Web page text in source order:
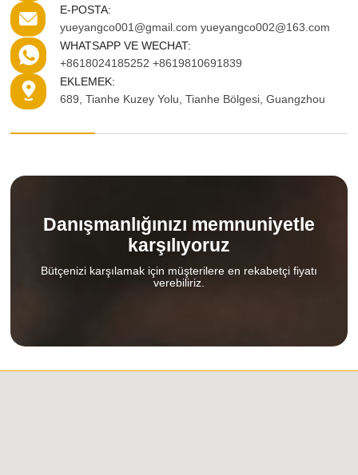
E-POSTA:
yueyangco001@gmail.com yueyangco002@163.com
WHATSAPP VE WECHAT:
+8618024185252 +8619810691839
EKLEMEK:
689, Tianhe Kuzey Yolu, Tianhe Bölgesi, Guangzhou
Danışmanlığınızı memnuniyetle
karşılıyoruz
Bütçenizi karşılamak için müşterilere en rekabetçi fiyatı
verebiliriz.